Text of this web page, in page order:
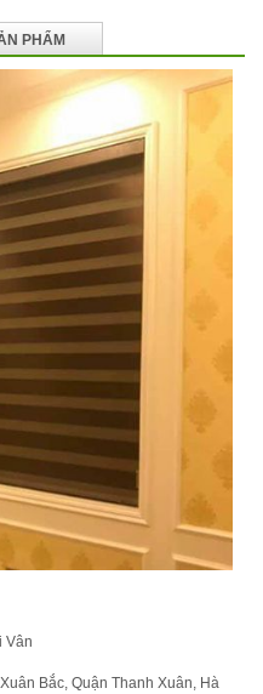
PHẨM
Vân
Bắc, Quận Thanh Xuân, Hà